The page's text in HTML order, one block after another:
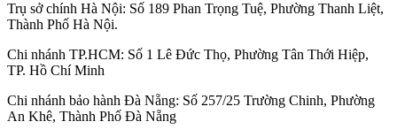
Trụ sở chính Hà Nội: Số 189 Phan Trọng Tuệ, Phường Thanh Liệt,
Thành Phố Hà Nội.
Chi nhánh TP.HCM: Số 1 Lê Đức Thọ, Phường Tân Thới Hiệp,
TP. Hồ Chí Minh
Chi nhánh bảo hành Đà Nẵng: Số 257/25 Trường Chinh, Phường
An Khê, Thành Phố Đà Nẵng